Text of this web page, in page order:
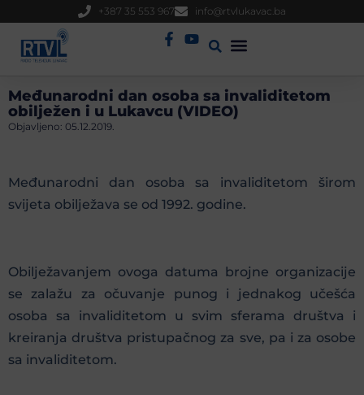
+387 35 553 967 info@rtvlukavac.ba
Međunarodni dan osoba sa invaliditetom
obilježen i u Lukavcu (VIDEO)
Objavljeno: 05.12.2019.
Međunarodni dan osoba sa invaliditetom širom
svijeta obilježava se od 1992. godine.
Obilježavanjem ovoga datuma brojne organizacije
se zalažu za očuvanje punog i jednakog učešća
osoba sa invaliditetom u svim sferama društva i
kreiranja društva pristupačnog za sve, pa i za osobe
sa invaliditetom.